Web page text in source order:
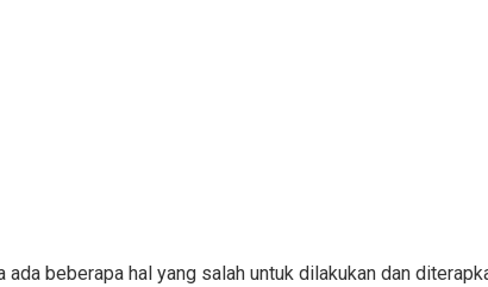
beberapa hal yang salah untuk dilakukan dan